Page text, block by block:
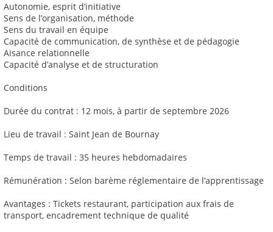
Autonomie, esprit d’initiative
Sens de l’organisation, méthode
Sens du travail en équipe
Capacité de communication, de synthèse et de pédagogie
Aisance relationnelle
Capacité d’analyse et de structuration
Conditions
Durée du contrat : 12 mois, à partir de septembre 2026
Lieu de travail : Saint Jean de Bournay
Temps de travail : 35 heures hebdomadaires
Rémunération : Selon barème réglementaire de l’apprentissage
Avantages : Tickets restaurant, participation aux frais de
transport, encadrement technique de qualité